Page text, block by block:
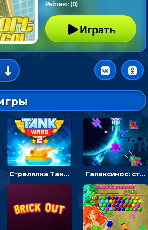
Рейтинг: (0)
Играть
Стрелялка Танковые войны: бить по танку врага, чтобы уничтожить зло Галаксинос: стрелялка в космосе по врагам